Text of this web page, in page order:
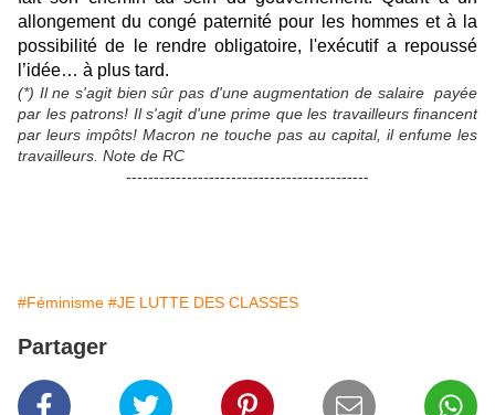
allongement du congé paternité pour les hommes et à la
possibilité de le rendre obligatoire, l'exécutif a repoussé
l’idée… à plus tard.
(*) Il ne s'agit bien sûr pas d'une augmentation de salaire payée
par les patrons! Il s'agit d'une prime que les travailleurs financent
par leurs impôts! Macron ne touche pas au capital, il enfume les
travailleurs. Note de RC
--------------------------------------------
#Féminisme #JE LUTTE DES CLASSES
Partager